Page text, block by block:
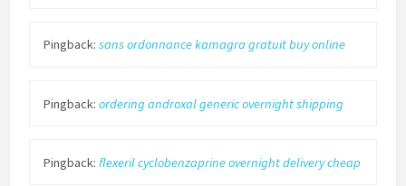
Pingback: sans ordonnance kamagra gratuit buy online
Pingback: ordering androxal generic overnight shipping
Pingback: flexeril cyclobenzaprine overnight delivery cheap